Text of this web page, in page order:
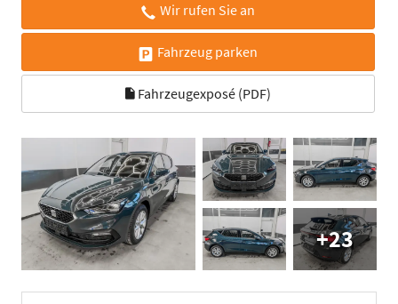
Wir rufen Sie an
Fahrzeug parken
Fahrzeugexposé (PDF)
+23